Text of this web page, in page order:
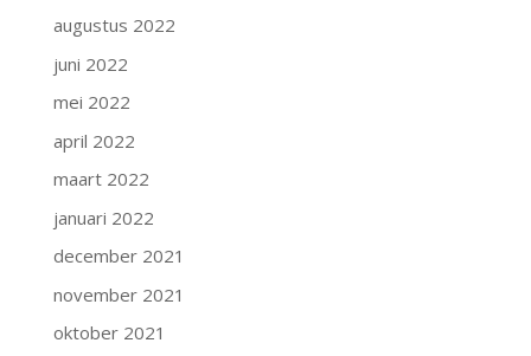
augustus 2022
juni 2022
mei 2022
april 2022
maart 2022
januari 2022
december 2021
november 2021
oktober 2021